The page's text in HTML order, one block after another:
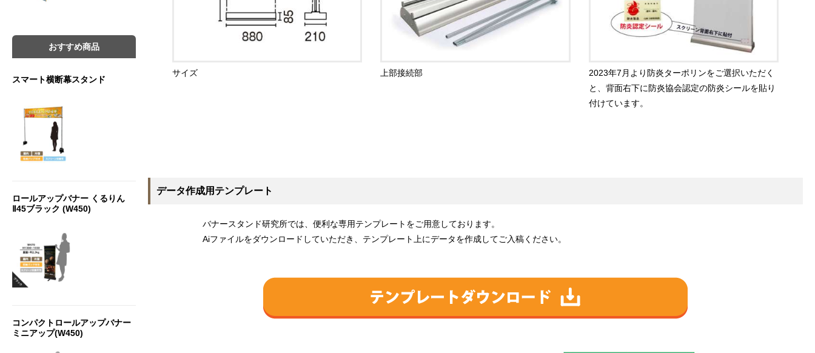
サイズ 上部接続部
2023年7月より防炎ターポリンをご選択いただく
と、背面右下に防炎協会認定の防炎シールを貼り
付けています。
データ作成用テンプレート
バナースタンド研究所では、便利な専用テンプレートをご用意しております。
Aiファイルをダウンロードしていただき、テンプレート上にデータを作成してご入稿ください。
おすすめ商品
スマート横断幕スタンド
ロールアップバナー くるりん
Ⅱ45ブラック (W450)
コンパクトロールアップバナー
ミニアップ(W450)